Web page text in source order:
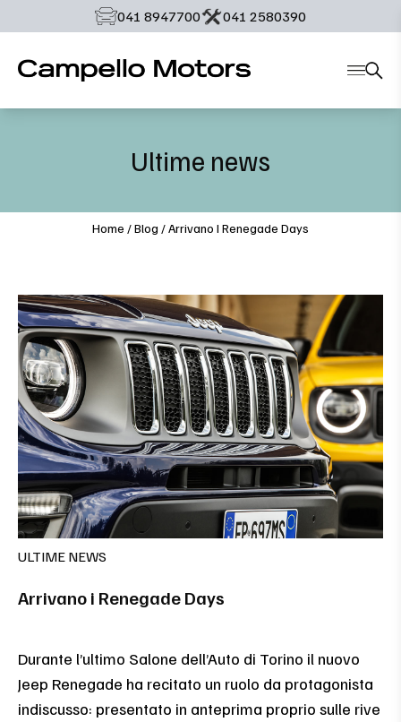
‭041 8947700‬ ‭041 2580390‬
Ultime news
Home /Blog /Arrivano I Renegade Days
ULTIME NEWS
Arrivano i Renegade Days
Durante l’ultimo Salone dell’Auto di Torino il nuovo
Jeep Renegade ha recitato un ruolo da protagonista
indiscusso: presentato in anteprima proprio sulle rive